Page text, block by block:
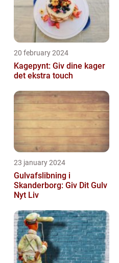
20 february 2024
Kagepynt: Giv dine kager
det ekstra touch
23 january 2024
Gulvafslibning i
Skanderborg: Giv Dit Gulv
Nyt Liv